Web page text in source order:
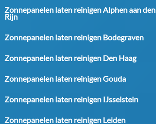
Zonnepanelen laten reinigen Alphen aan den
Rijn
Zonnepanelen laten reinigen Bodegraven
Zonnepanelen laten reinigen Den Haag
Zonnepanelen laten reinigen Gouda
Zonnepanelen laten reinigen IJsselstein
Zonnepanelen laten reinigen Leiden